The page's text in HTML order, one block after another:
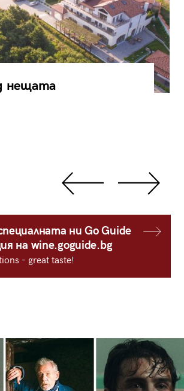
нещата
ни Go Guide
на wine.goguide.bg
- great taste!